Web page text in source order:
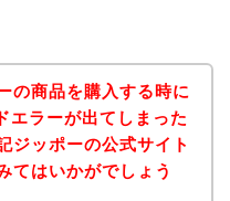
の商品を購入する時に
ラーが出てしまった
ジッポーの公式サイト
てはいかがでしょう